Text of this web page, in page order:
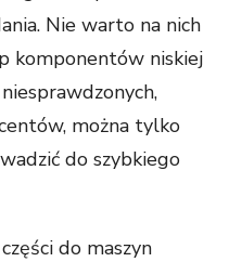
Nie warto na nich
komponentów niskiej
można tylko
do szybkiego
do maszyn